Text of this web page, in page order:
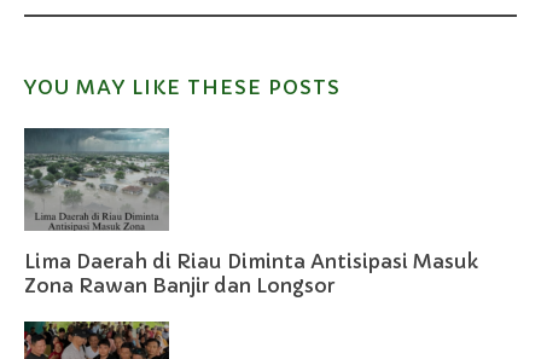
YOU MAY LIKE THESE POSTS
Lima Daerah di Riau Diminta Antisipasi Masuk
Zona Rawan Banjir dan Longsor